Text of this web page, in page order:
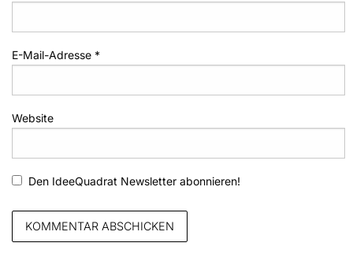
E-Mail-Adresse *
Website
Den IdeeQuadrat Newsletter abonnieren!